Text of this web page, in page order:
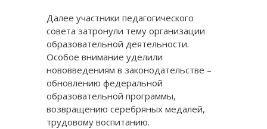
Далее участники педагогического
совета затронули тему организации
образовательной деятельности.
Особое внимание уделили
нововведениям в законодательстве –
обновлению федеральной
образовательной программы,
возвращению серебряных медалей,
трудовому воспитанию.